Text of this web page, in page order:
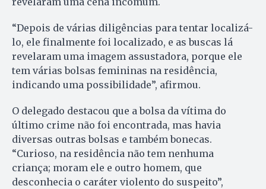
“Depois de várias diligências para tentar localizá-
lo, ele finalmente foi localizado, e as buscas lá
revelaram uma imagem assustadora, porque ele
tem várias bolsas femininas na residência,
indicando uma possibilidade”, afirmou.
O delegado destacou que a bolsa da vítima do
último crime não foi encontrada, mas havia
diversas outras bolsas e também bonecas.
“Curioso, na residência não tem nenhuma
criança; moram ele e outro homem, que
desconhecia o caráter violento do suspeito”,